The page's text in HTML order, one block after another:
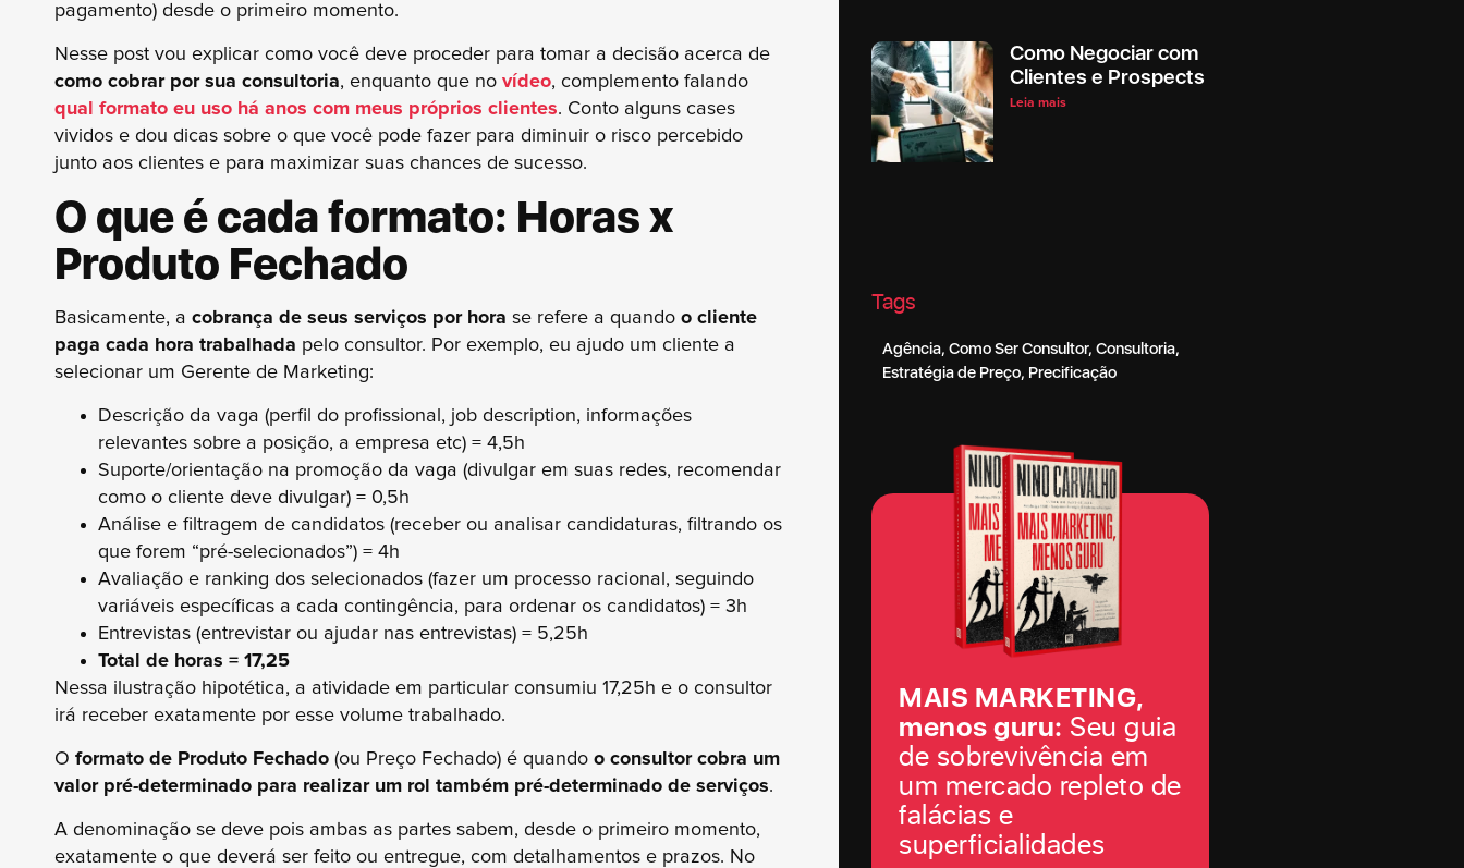
pagamento) desde o primeiro momento.
Nesse post vou explicar como você deve proceder para tomar a decisão acerca de
como cobrar por sua consultoria, enquanto que no vídeo, complemento falando
qual formato eu uso há anos com meus próprios clientes. Conto alguns cases
vividos e dou dicas sobre o que você pode fazer para diminuir o risco percebido
junto aos clientes e para maximizar suas chances de sucesso.
O que é cada formato: Horas x
Produto Fechado
Basicamente, a cobrança de seus serviços por hora se refere a quando o cliente
paga cada hora trabalhada pelo consultor. Por exemplo, eu ajudo um cliente a
selecionar um Gerente de Marketing:
Descrição da vaga (perfil do profissional, job description, informações
relevantes sobre a posição, a empresa etc) = 4,5h
Suporte/orientação na promoção da vaga (divulgar em suas redes, recomendar
como o cliente deve divulgar) = 0,5h
Análise e filtragem de candidatos (receber ou analisar candidaturas, filtrando os
que forem “pré-selecionados”) = 4h
Avaliação e ranking dos selecionados (fazer um processo racional, seguindo
variáveis específicas a cada contingência, para ordenar os candidatos) = 3h
Entrevistas (entrevistar ou ajudar nas entrevistas) = 5,25h
Total de horas = 17,25
Nessa ilustração hipotética, a atividade em particular consumiu 17,25h e o consultor
irá receber exatamente por esse volume trabalhado.
O formato de Produto Fechado (ou Preço Fechado) é quando o consultor cobra um
valor pré-determinado para realizar um rol também pré-determinado de serviços.
A denominação se deve pois ambas as partes sabem, desde o primeiro momento,
exatamente o que deverá ser feito ou entregue, com detalhamentos e prazos. No
Como Negociar com
Clientes e Prospects
Leia mais
Tags
Agência, Como Ser Consultor, Consultoria,
Estratégia de Preço, Precificação
MAIS MARKETING,
menos guru: Seu guia
de sobrevivência em
um mercado repleto de
falácias e
superficialidades